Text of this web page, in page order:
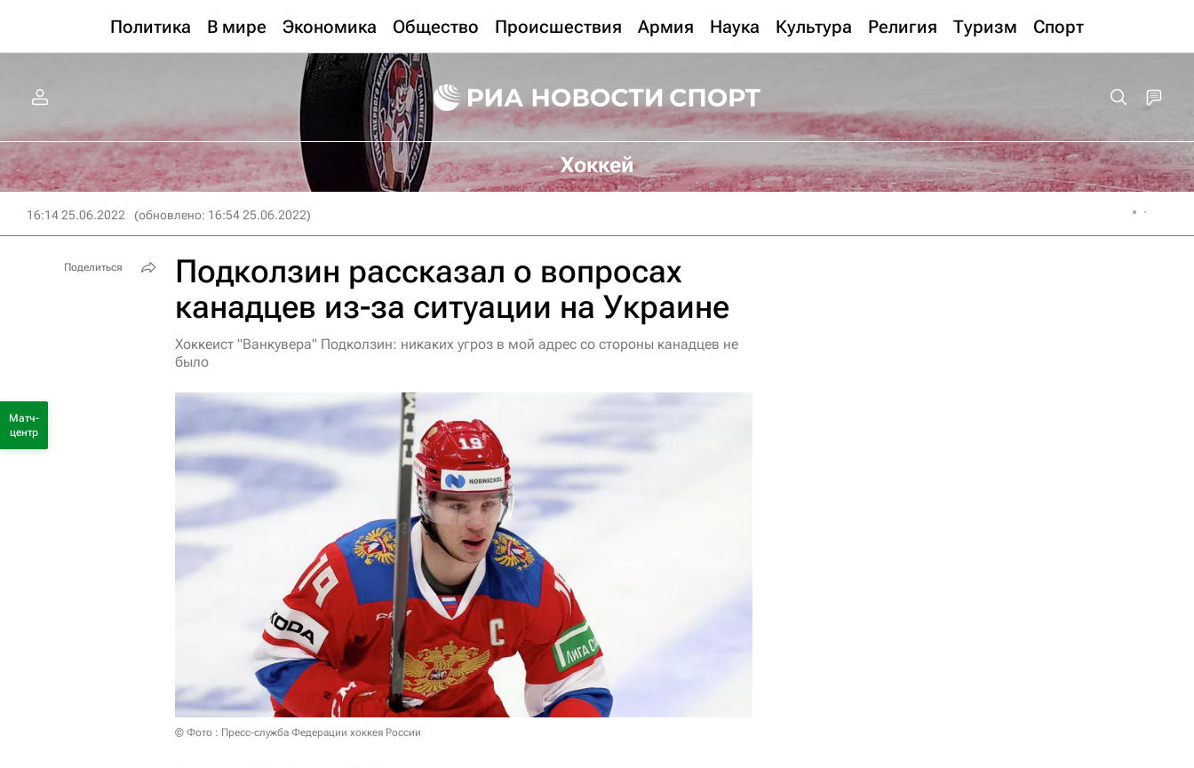
Политика В мире Экономика Общество Происшествия Армия Наука Культура Религия Туризм Спорт
Хоккей
16:14 25.06.2022 (обновлено: 16:54 25.06.2022)
Подколзин рассказал о вопросах
канадцев из-за ситуации на Украине
Хоккеист "Ванкувера" Подколзин: никаких угроз в мой адрес со стороны канадцев не
было
© Фото : Пресс-служба Федерации хоккея России
Поделиться
Матч-
центр